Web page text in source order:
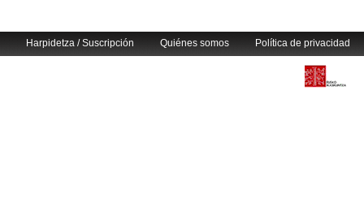
Harpidetza / Suscripción Quiénes somos Política de privacidad